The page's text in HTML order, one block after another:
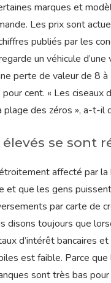
marques et
Les prix sont
publiés par les
un véhicule
perte de valeur de 8
cent. « Les ciseaux
plage des zéros », a-t-il
se sont
affecté par la
et que les gens
par carte de
disons toujours que
d’intérêt
est faible. Parce
sont très bas